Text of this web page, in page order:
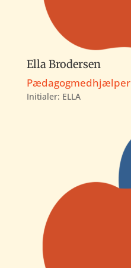
Ella Brodersen
Pædagogmedhjælper
Initialer: ELLA